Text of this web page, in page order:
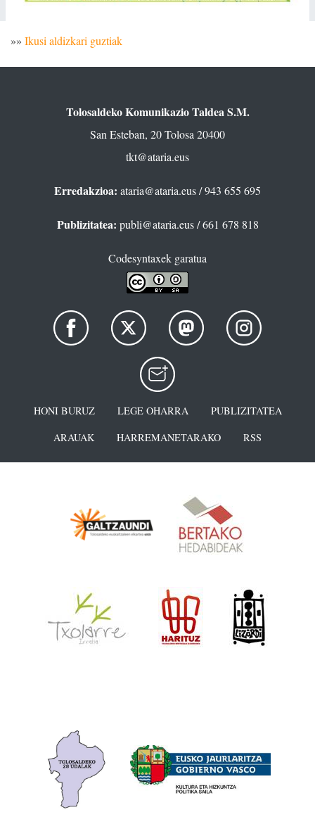
»» Ikusi aldizkari guztiak
Tolosaldeko Komunikazio Taldea S.M.
San Esteban, 20 Tolosa 20400
tkt@ataria.eus
Erredakzioa: ataria@ataria.eus/ 943 655 695
Publizitatea: publi@ataria.eus/ 661 678 818
Codesyntaxek garatua
HONI BURUZ LEGE OHARRA
PUBLIZITATEA
ARAUAK
HARREMANETARAKO RSS